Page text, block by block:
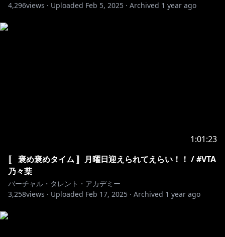
4,296views · Uploaded Feb 5, 2025 · Archived 1 year ago
1:01:23
〚 褒め褒めタイム 〛月曜日迎えられてえらい！！ / #VTA
乃々葉
バーチャル・タレント・アカデミー
3,258views · Uploaded Feb 17, 2025 · Archived 1 year ago